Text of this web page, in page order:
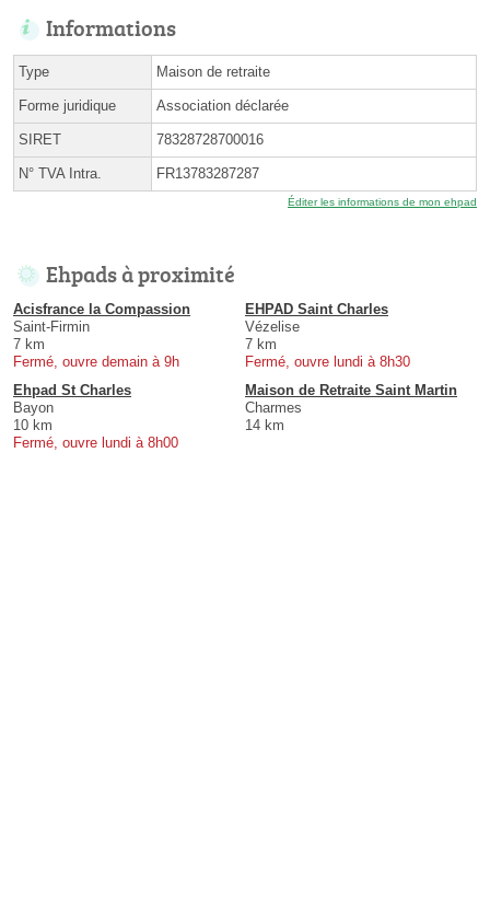
Informations
Type Maison de retraite
Forme juridique Association déclarée
SIRET 78328728700016
N° TVA Intra. FR13783287287
Éditer les informations de mon ehpad
Ehpads à proximité
Acisfrance la Compassion
Saint-Firmin
7 km
Fermé, ouvre demain à 9h
EHPAD Saint Charles
Vézelise
7 km
Fermé, ouvre lundi à 8h30
Ehpad St Charles
Bayon
10 km
Fermé, ouvre lundi à 8h00
Maison de Retraite Saint Martin
Charmes
14 km